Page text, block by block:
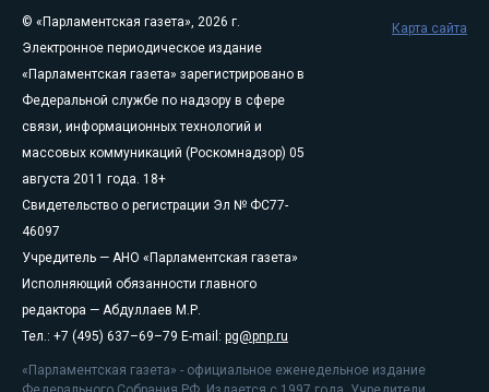
© «Парламентская газета», 2026 г.
Электронное периодическое издание
«Парламентская газета» зарегистрировано в
Федеральной службе по надзору в сфере
связи, информационных технологий и
массовых коммуникаций (Роскомнадзор) 05
августа 2011 года. 18+
Свидетельство о регистрации Эл № ФС77-
46097
Учредитель — АНО «Парламентская газета»
Исполняющий обязанности главного
редактора — Абдуллаев М.Р.
Тел.: +7 (495) 637–69–79 E-mail: pg@pnp.ru
«Парламентская газета» - официальное еженедельное издание
Карта сайта